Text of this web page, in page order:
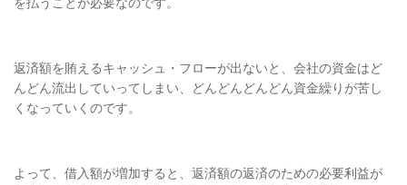
返済額を賄えるキャッシュ・フローが出ないと、会社の資金はど
んどん流出していって しまい、どんどんどんどん資金繰りが苦し
くなっていくのです。
よって、借入額が増加すると、返済額の返済のための必要利益が